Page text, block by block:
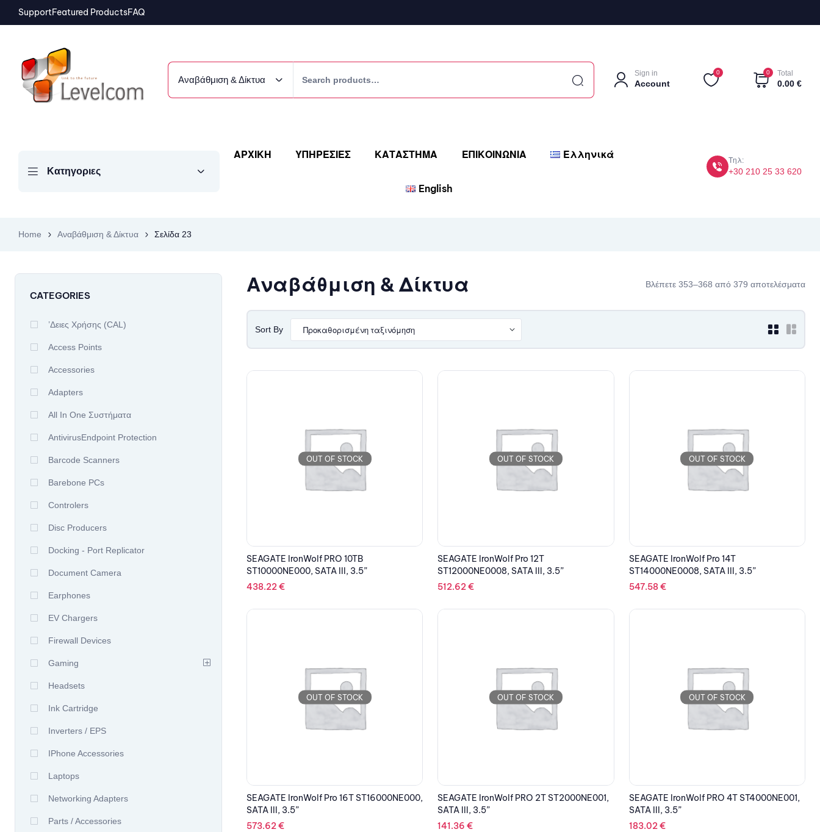
SupportFeatured ProductsFAQ
Αναβάθμιση & Δίκτυα
Sign in
Account
0 0 Total
0.00 €
Κατηγοριες
ΑΡΧΙΚΗ ΥΠΗΡΕΣΙΕΣ ΚΑΤΑΣΤΗΜΑ ΕΠΙΚΟΙΝΩΝΙΑ Ελληνικά
English
Τηλ:
+30 210 25 33 620
Home Αναβάθμιση & Δίκτυα Σελίδα 23
Αναβάθμιση & Δίκτυα Βλέπετε 353–368 από 379 αποτελέσματα
Sort By
OUT OF STOCK
SEAGATE IronWolf PRO 10TB
ST10000NE000, SATA III, 3.5”
438.22€
OUT OF STOCK
SEAGATE IronWolf Pro 12T
ST12000NE0008, SATA III, 3.5”
512.62€
OUT OF STOCK
SEAGATE IronWolf Pro 14T
ST14000NE0008, SATA III, 3.5”
547.58€
OUT OF STOCK
SEAGATE IronWolf Pro 16T ST16000NE000,
SATA III, 3.5”
573.62€
OUT OF STOCK
SEAGATE IronWolf PRO 2T ST2000NE001,
SATA III, 3.5”
141.36€
OUT OF STOCK
SEAGATE IronWolf PRO 4T ST4000NE001,
SATA III, 3.5”
183.02€
CATEGORIES
’δειες Χρήσης (CAL)
Access Points
Accessories
Adapters
All In One Συστήματα
AntivirusEndpoint Protection
Barcode Scanners
Barebone PCs
Controlers
Disc Producers
Docking - Port Replicator
Document Camera
Earphones
EV Chargers
Firewall Devices
Gaming
Headsets
Ink Cartridge
Inverters / EPS
IPhone Accessories
Laptops
Networking Adapters
Parts / Accessories